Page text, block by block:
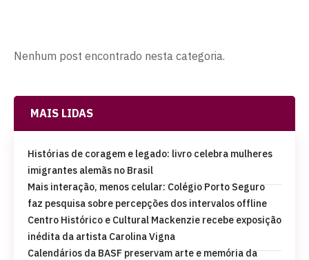
Nenhum post encontrado nesta categoria.
MAIS LIDAS
Histórias de coragem e legado: livro celebra mulheres
imigrantes alemãs no Brasil
Mais interação, menos celular: Colégio Porto Seguro
faz pesquisa sobre percepções dos intervalos offline
Centro Histórico e Cultural Mackenzie recebe exposição
inédita da artista Carolina Vigna
Calendários da BASF preservam arte e memória da